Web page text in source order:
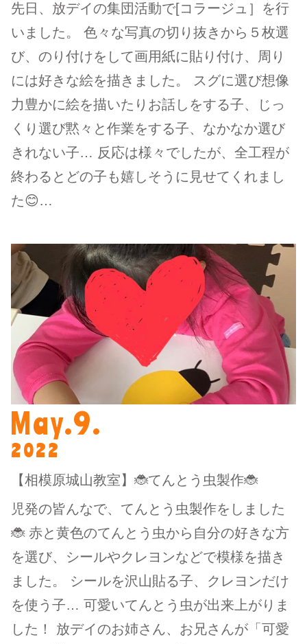
先日、放デイの集団活動で[コラージュ］を行
いました。 色々な写真の切り抜きから５枚選
び、のり付けをして画用紙に貼り付け、周り
には好きな絵を描きました。 スグに選び想像
力豊かに絵を描いたりお話しをする子、じっ
くり選び黙々と作業をする子、なかなか選び
きれない子… 反応は様々でしたが、全工程が
終わるとどの子も嬉しそうに見せてくれまし
た😊…
May.9.
2022
【相模原城山教室】🐞てんとう虫製作🐞
児発の皆んなで、てんとう虫製作をしました
🐞 赤と黄色のてんとう虫から自分の好きな方
を選び、シールやクレヨンなどで模様を描き
ました。 シールを沢山貼る子、クレヨンだけ
を使う子… 可愛いてんとう虫が出来上がりま
した！ 放デイのお姉さん、お兄さんが「可愛